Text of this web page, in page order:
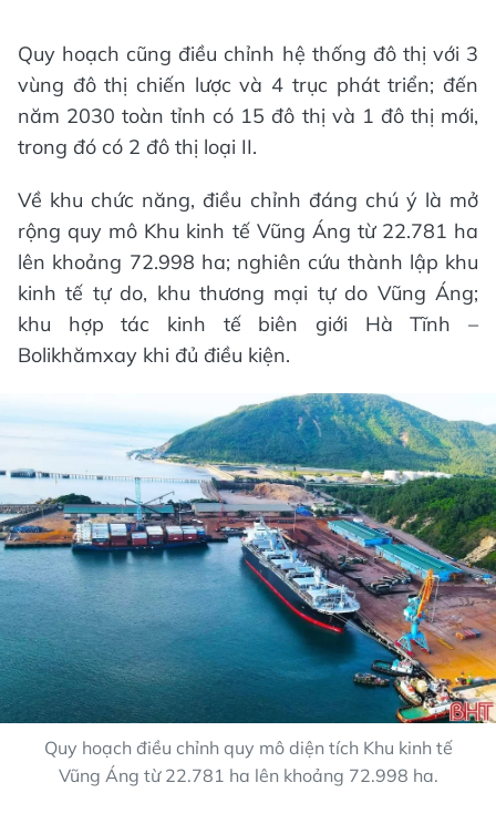
Quy hoạch cũng điều chỉnh hệ thống đô thị với 3
vùng đô thị chiến lược và 4 trục phát triển; đến
năm 2030 toàn tỉnh có 15 đô thị và 1 đô thị mới,
trong đó có 2 đô thị loại II.
Về khu chức năng, điều chỉnh đáng chú ý là mở
rộng quy mô Khu kinh tế Vũng Áng từ 22.781 ha
lên khoảng 72.998 ha; nghiên cứu thành lập khu
kinh tế tự do, khu thương mại tự do Vũng Áng;
khu hợp tác kinh tế biên giới Hà Tĩnh –
Bolikhămxay khi đủ điều kiện.
Quy hoạch điều chỉnh quy mô diện tích Khu kinh tế
Vũng Áng từ 22.781 ha lên khoảng 72.998 ha.